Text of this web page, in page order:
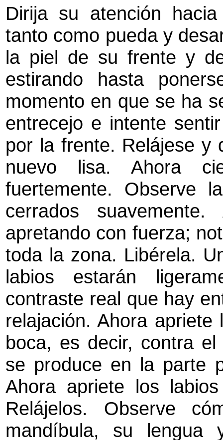
Dirija su atención
tanto como pueda y
la piel de su frente y
estirando hasta
momento en que se ha
entrecejo e intente
por la frente. Relájese y
nuevo lisa. Ahora
fuertemente. Observe
cerrados
apretando con fuerza;
toda la zona. Libérela.
labios estarán
contraste real que hay
relajación. Ahora
boca, es decir, contra
se produce en la parte
Ahora apriete los
Relájelos. Observe
mandíbula, su